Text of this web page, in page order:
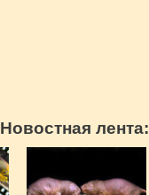
Новостная лента: